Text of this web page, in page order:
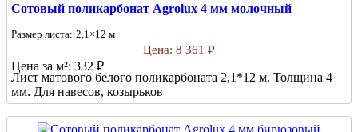
Сотовый поликарбонат Agrolux 4 мм молочный
Размер листа: 2,1×12 м
Цена: 8 361 ₽
Цена за м²: 332 ₽
Лист матового белого поликарбоната 2,1*12 м. Толщина 4
мм. Для навесов, козырьков